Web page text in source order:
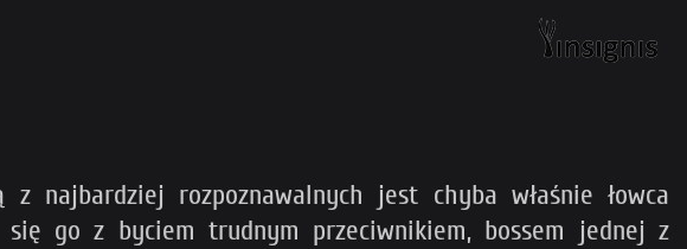
najbardziej rozpoznawalnych jest chyba właśnie łowca
go z byciem trudnym przeciwnikiem, bossem jednej z